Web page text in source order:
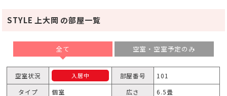
STYLE 上大岡 の部屋一覧
全て 空室・空室予定のみ
空室状況 入居中 部屋番号
101
タイプ
個室 広さ 6.5畳